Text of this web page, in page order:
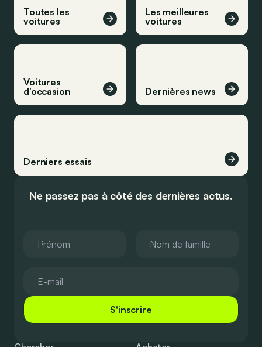
Toutes les
voitures
Les meilleures
voitures
Voitures
d’occasion
Dernières news
Derniers essais
Ne passez pas à côté des dernières actus.
S'inscrire